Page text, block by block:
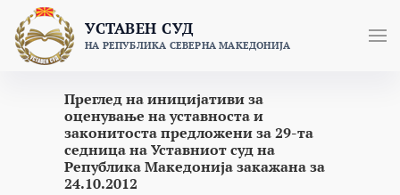
content
УСТАВЕН СУД
НА РЕПУБЛИКА СЕВЕРНА МАКЕДОНИЈА
Преглед на иницијативи за
оценување на уставноста и
законитоста предложени за 29-та
седница на Уставниот суд на
Република Македонија закажана за
24.10.2012